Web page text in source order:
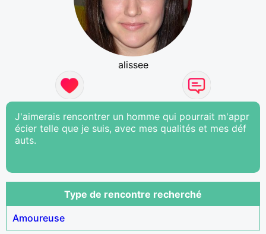
alissee
J'aimerais rencontrer un homme qui pourrait m'appr
écier telle que je suis, avec mes qualités et mes déf
auts.
Type de rencontre recherché
Amoureuse